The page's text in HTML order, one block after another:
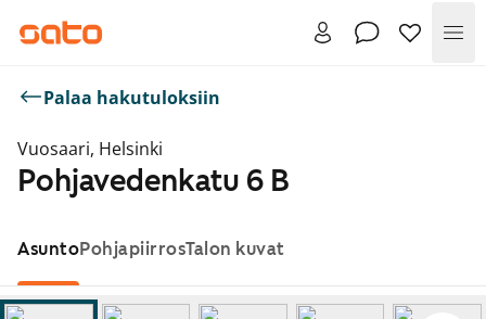
Palaa hakutuloksiin
Vuosaari, Helsinki
Pohjavedenkatu 6 B
AsuntoPohjapiirrosTalon kuvat